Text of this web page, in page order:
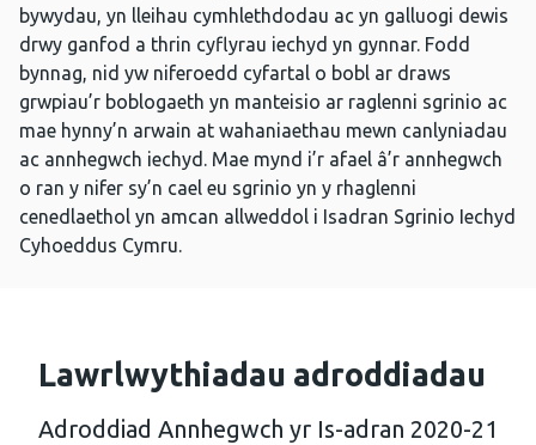
bywydau, yn lleihau cymhlethdodau ac yn galluogi dewis
drwy ganfod a thrin cyflyrau iechyd yn gynnar. Fodd
bynnag, nid yw niferoedd cyfartal o bobl ar draws
grwpiau’r boblogaeth yn manteisio ar raglenni sgrinio ac
mae hynny’n arwain at wahaniaethau mewn canlyniadau
ac annhegwch iechyd. Mae mynd i’r afael â’r annhegwch
o ran y nifer sy’n cael eu sgrinio yn y rhaglenni
cenedlaethol yn amcan allweddol i Isadran Sgrinio Iechyd
Cyhoeddus Cymru.
Lawrlwythiadau adroddiadau
Adroddiad Annhegwch yr Is-adran 2020-21